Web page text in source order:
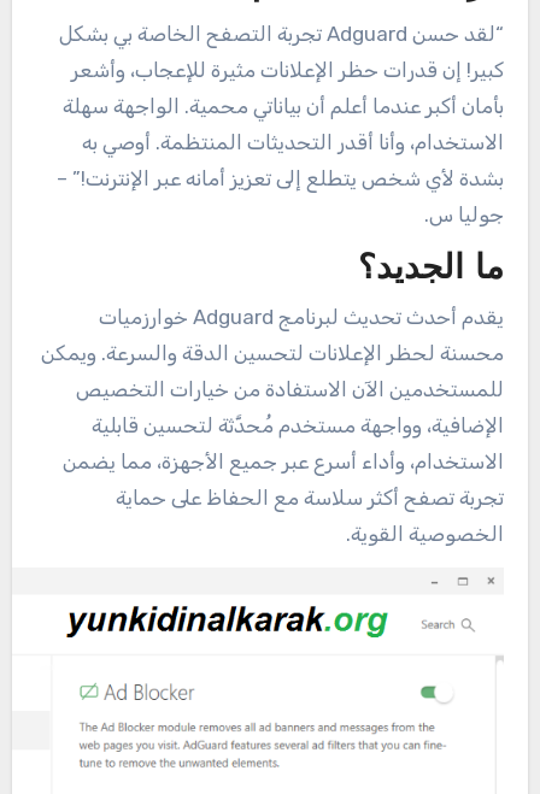
“لقد حسن Adguard تجربة التصفح الخاصة بي بشكل
كبير! إن قدرات حظر الإعلانات مثيرة للإعجاب، وأشعر
بأمان أكبر عندما أعلم أن بياناتي محمية. الواجهة سهلة
الاستخدام، وأنا أقدر التحديثات المنتظمة. أوصي به
بشدة لأي شخص يتطلع إلى تعزيز أمانه عبر الإنترنت!” –
جوليا س.
ما الجديد؟
يقدم أحدث تحديث لبرنامج Adguard خوارزميات
محسنة لحظر الإعلانات لتحسين الدقة والسرعة. ويمكن
للمستخدمين الآن الاستفادة من خيارات التخصيص
الإضافية، وواجهة مستخدم مُحدَّثة لتحسين قابلية
الاستخدام، وأداء أسرع عبر جميع الأجهزة، مما يضمن
تجربة تصفح أكثر سلاسة مع الحفاظ على حماية
الخصوصية القوية.